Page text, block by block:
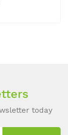
today